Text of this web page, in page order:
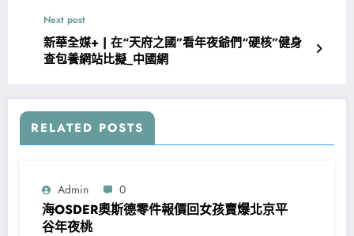
Next post
新華全媒+ | 在“天府之國”看年夜爺們“硬核”健身
查包養網站比擬_中國網
RELATED POSTS
Admin 0
海OSDER奧斯德零件報價回女孩賣爆北京平
谷年夜桃